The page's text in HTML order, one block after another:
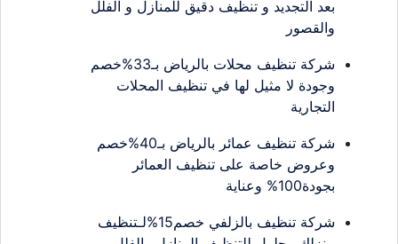
بعد التجديد و تنظيف دقيق للمنازل و الفلل
شركة تنظيف محلات بالرياض بـ33%خصم
وجودة لا مثيل لها في تنظيف المحلات
شركة تنظيف عمائر بالرياض بـ40%خصم
وعروض خاصة على تنظيف العمائر
شركة تنظيف بالزلفي خصم15%لـتنظيف